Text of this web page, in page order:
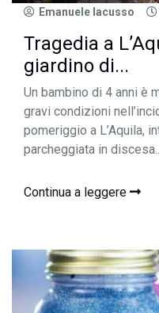
Emanuele Iacusso
Tragedia a
giardino di...
Un bambino di 4 anni è
gravi condizioni
pomeriggio a L’Aquila,
parcheggiata in
Continua a leggere